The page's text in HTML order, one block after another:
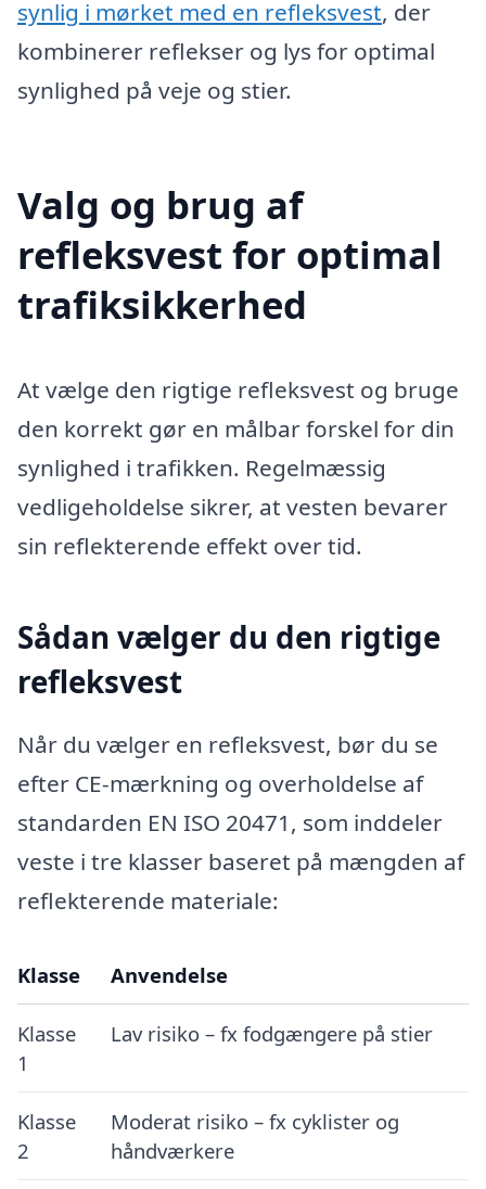
synlig i mørket med en refleksvest, der
kombinerer reflekser og lys for optimal
synlighed på veje og stier.
Valg og brug af
refleksvest for optimal
trafiksikkerhed
At vælge den rigtige refleksvest og bruge
den korrekt gør en målbar forskel for din
synlighed i trafikken. Regelmæssig
vedligeholdelse sikrer, at vesten bevarer
sin reflekterende effekt over tid.
Sådan vælger du den rigtige
refleksvest
Når du vælger en refleksvest, bør du se
efter CE-mærkning og overholdelse af
standarden EN ISO 20471, som inddeler
veste i tre klasser baseret på mængden af
reflekterende materiale:
Klasse Anvendelse
Klasse
1
Lav risiko – fx fodgængere på stier
Klasse
2
Moderat risiko – fx cyklister og
håndværkere